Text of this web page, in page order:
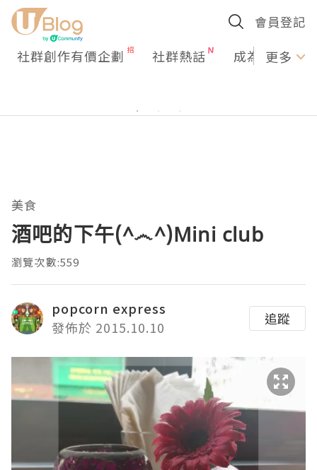
會員登記
社群創作有價企劃 社群熱話 成為U更多
美食
酒吧的下午(^෴^)Mini club
瀏覽次數:559
popcorn express
發佈於 2015.10.10
追蹤